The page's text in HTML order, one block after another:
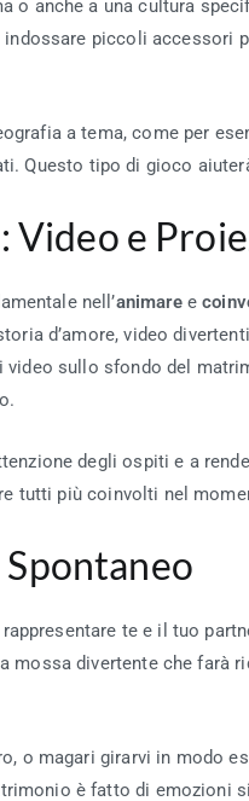
o anche a una cultura
piccoli accessori
a tema, come per
Questo tipo di gioco
Video e
nell’animaree
d’amore, video
sullo sfondo del
degli ospiti e a
tutti più coinvolti nel
te e il tuo
mossa divertente che farà
o magari girarvi in modo
è fatto di emozioni